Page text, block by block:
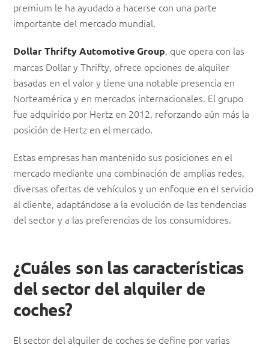
premium le ha ayudado a hacerse con una parte
importante del mercado mundial.
Dollar Thrifty Automotive Group, que opera con las
marcas Dollar y Thrifty, ofrece opciones de alquiler
basadas en el valor y tiene una notable presencia en
Norteamérica y en mercados internacionales. El grupo
fue adquirido por Hertz en 2012, reforzando aún más la
posición de Hertz en el mercado.
Estas empresas han mantenido sus posiciones en el
mercado mediante una combinación de amplias redes,
diversas ofertas de vehículos y un enfoque en el servicio
al cliente, adaptándose a la evolución de las tendencias
del sector y a las preferencias de los consumidores.
¿Cuáles son las características
del sector del alquiler de
coches?
El sector del alquiler de coches se define por varias